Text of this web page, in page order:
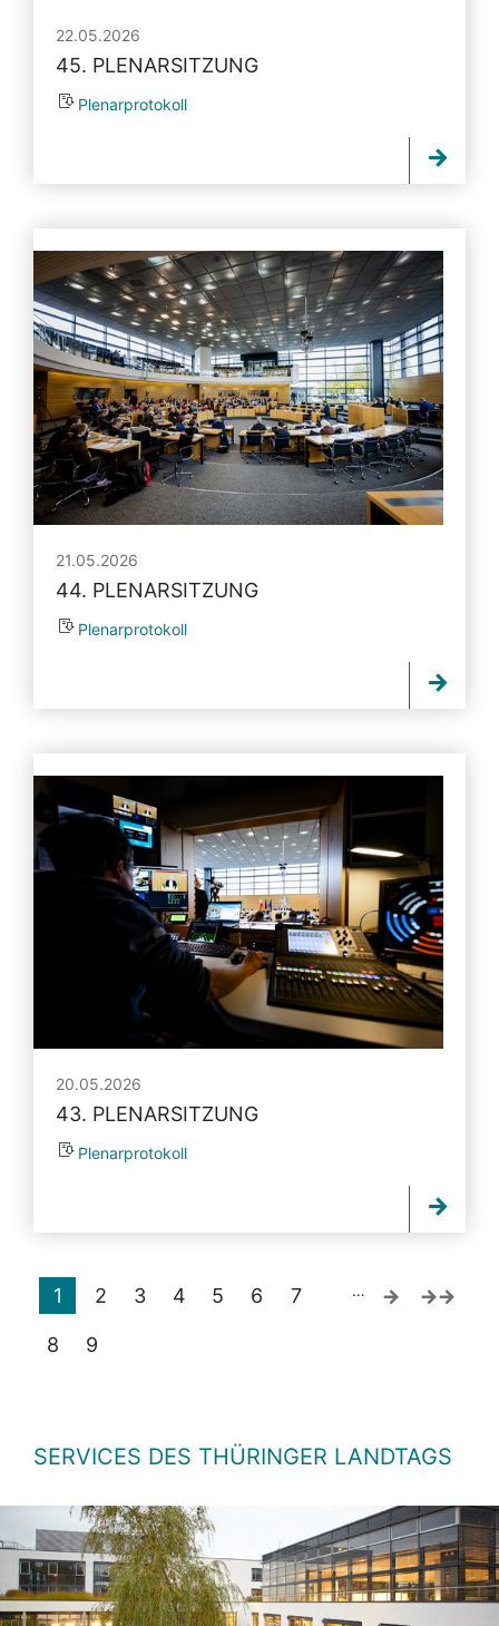
22.05.2026
45. PLENARSITZUNG
Plenarprotokoll
21.05.2026
44. PLENARSITZUNG
Plenarprotokoll
20.05.2026
43. PLENARSITZUNG
Plenarprotokoll
1 2 3 4 5 6 7
8 9
…
SERVICES DES THÜRINGER LANDTAGS